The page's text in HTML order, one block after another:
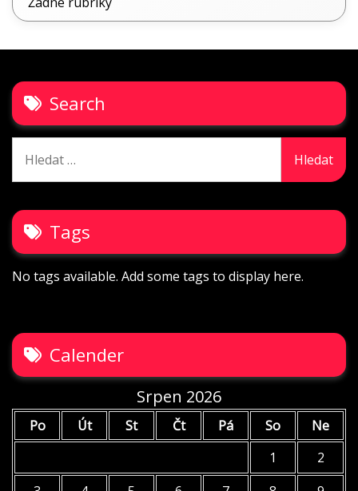
Search
Tags
No tags available. Add some tags to display here.
Calender
Srpen 2026
Po Út St Čt Pá So
Ne
1
2